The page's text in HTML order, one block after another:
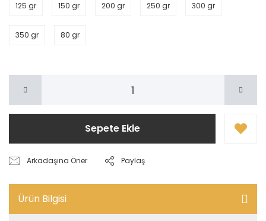
125 gr 150 gr 200 gr 250 gr 300 gr
350 gr 80 gr
Sepete Ekle
Arkadaşına Öner Paylaş
Ürün Bilgisi